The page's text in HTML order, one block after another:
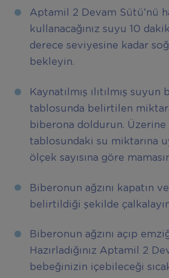
Aptamil 2 Devam Sütü’nü
kullanacağınız suyu 10
derece seviyesine kadar
bekleyin.
Kaynatılmış ılıtılmış suyun
tablosunda belirtilen
biberona doldurun. Üzerine
tablosundaki su miktarına
ölçek sayısına göre
Biberonun ağzını kapatın
belirtildiği şekilde
Biberonun ağzını açıp
Hazırladığınız Aptamil 2
bebeğinizin içebileceği